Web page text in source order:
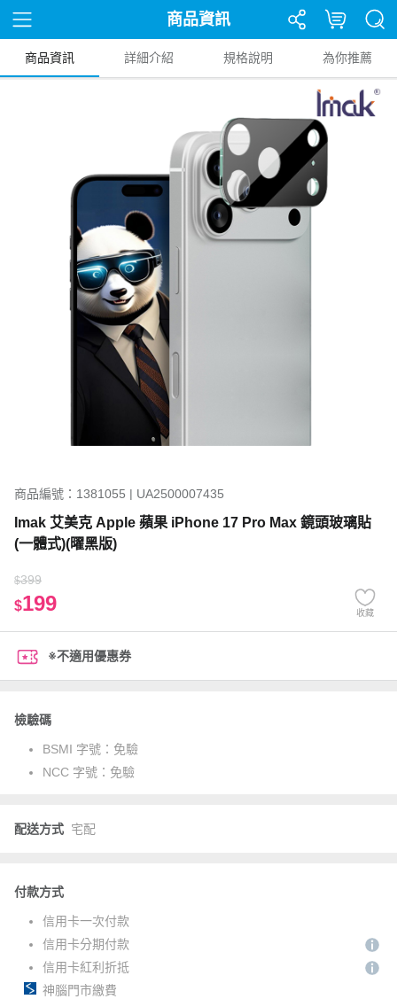
商品資訊
商品資訊 詳細介紹 規格說明 為你推薦
商品編號：1381055 | UA2500007435
Imak 艾美克 Apple 蘋果 iPhone 17 Pro Max 鏡頭玻璃貼
(一體式)(曜黑版)
$399
$199 收藏
※不適用優惠券
檢驗碼
BSMI 字號： 免驗
NCC 字號： 免驗
配送方式 宅配
付款方式
信用卡一次付款
信用卡分期付款
信用卡紅利折抵
神腦門市繳費